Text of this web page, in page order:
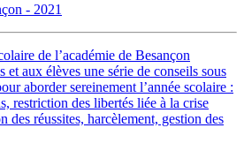
- 2021
de l’académie de Besançon
et aux élèves une série de conseils sous
aborder sereinement l’année scolaire :
restriction des libertés liée à la crise
des réussites, harcèlement, gestion des